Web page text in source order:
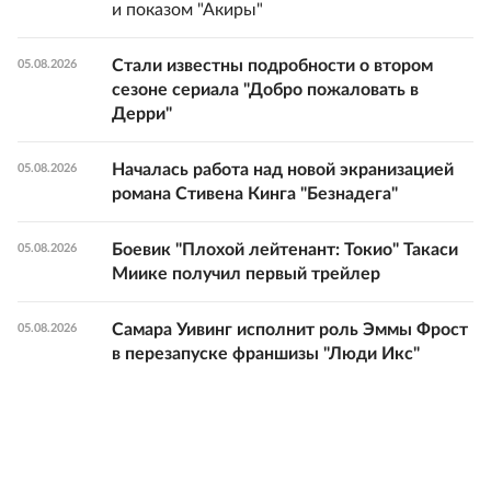
и показом "Акиры"
05.08.2026
Стали известны подробности о втором
сезоне сериала "Добро пожаловать в
Дерри"
05.08.2026
Началась работа над новой экранизацией
романа Стивена Кинга "Безнадега"
05.08.2026
Боевик "Плохой лейтенант: Токио" Такаси
Миике получил первый трейлер
05.08.2026
Самара Уивинг исполнит роль Эммы Фрост
в перезапуске франшизы "Люди Икс"